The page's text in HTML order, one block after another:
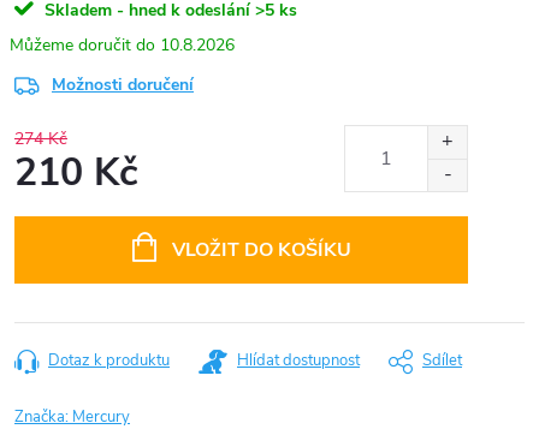
Skladem - hned k odeslání >5 ks
10.8.2026
Možnosti doručení
274 Kč
210 Kč
VLOŽIT DO KOŠÍKU
Dotaz k produktu Hlídat dostupnost Sdílet
Značka: Mercury